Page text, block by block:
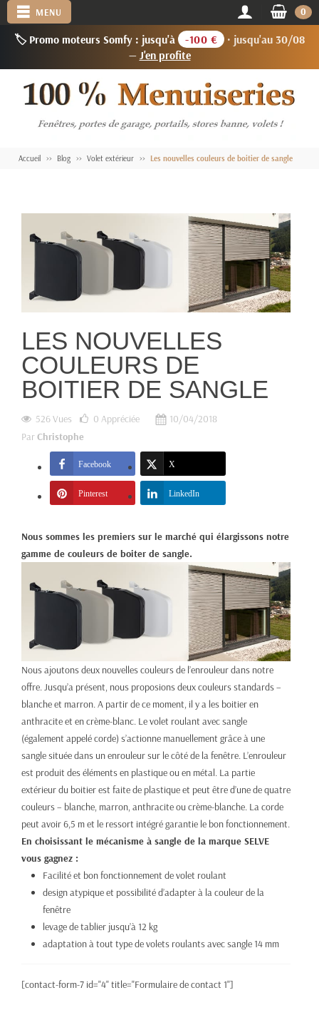
🏷️ Promo moteurs Somfy : jusqu'à -100 €
· jusqu'au 30/08
— J'en profite
MENU 0
Accueil Blog Volet extérieur Les nouvelles couleurs de boitier de sangle
LES NOUVELLES
COULEURS DE
BOITIER DE SANGLE
526 Vues 0 Appréciée
10/04/2018
ParChristophe
Facebook X
Pinterest LinkedIn
Nous sommes les premiers sur le marché qui élargissons notre
gamme de couleurs de boiter de sangle.
Nous ajoutons deux nouvelles couleurs de l’enrouleur dans notre
offre. Jusqu’a présent, nous proposions deux couleurs standards –
blanche et marron. A partir de ce moment, il y a les boitier en
anthracite et en crème-blanc. Le volet roulant avec sangle
(également appelé corde) s’actionne manuellement grâce à une
sangle située dans un enrouleur sur le côté de la fenêtre. L’enrouleur
est produit des éléments en plastique ou en métal. La partie
extérieur du boitier est faite de plastique et peut être d’une de quatre
couleurs – blanche, marron, anthracite ou crème-blanche. La corde
peut avoir 6,5 m et le ressort intégré garantie le bon fonctionnement.
En choisissant le mécanisme à sangle de la marque SELVE
vous gagnez :
Facilité et bon fonctionnement de volet roulant
design atypique et possibilité d’adapter à la couleur de la
fenêtre
levage de tablier jusqu’à 12 kg
adaptation à tout type de volets roulants avec sangle 14 mm
[contact-form-7 id="4" title="Formulaire de contact 1"]